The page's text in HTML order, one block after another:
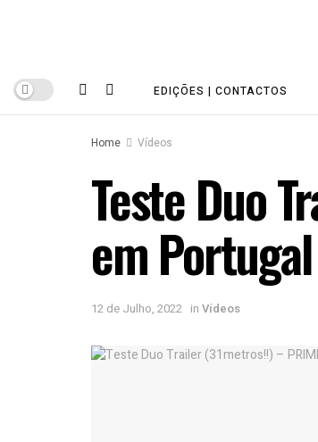
EDIÇÕES | CONTACTOS
Home Vídeos
Teste Duo
em
12 de Julho, 2022 in Vídeos